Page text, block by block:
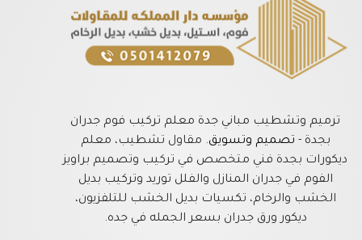
ترميم وتشطيب مباني جدة معلم تركيب فوم جدران
بجدة - تصميم وتسويق. مقاول تشطيب، معلم
ديكورات بجدة فني متخصص في تركيب وتصميم براويز
الفوم في جدران المنازل والفلل توريد وتركيب بديل
الخشب والرخام، تكسيات بديل الخشب للتلفزيون،
ديكور ورق جدران بسعر الجمله في جده.